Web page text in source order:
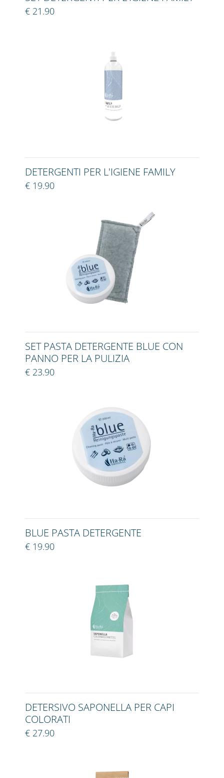
€ 21.90
DETERGENTI PER L'IGIENE FAMILY
€ 19.90
SET PASTA DETERGENTE BLUE CON
PANNO PER LA PULIZIA
€ 23.90
BLUE PASTA DETERGENTE
€ 19.90
DETERSIVO SAPONELLA PER CAPI
COLORATI
€ 27.90